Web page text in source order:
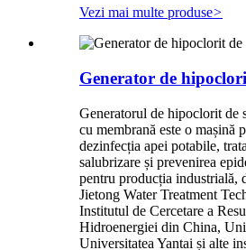
Vezi mai multe produse>
Generator de
Generatorul de hipoclorit de
cu membrană este o mașină
dezinfecția apei potabile,
salubrizare și prevenirea
pentru producția industrială,
Jietong Water Treatment
Institutul de Cercetare a
Hidroenergiei din China,
Universitatea Yantai și alte